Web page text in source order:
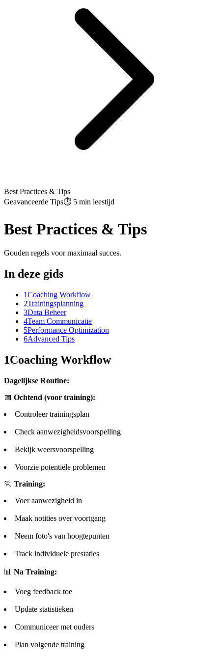
Best Practices & Tips
Geavanceerde Tips⏱️ 5 min leestijd
Best Practices & Tips
Gouden regels voor maximaal succes.
In deze gids
1Coaching Workflow
2Trainingsplanning
3Data Beheer
4Team Communicatie
5Performance Optimization
6Advanced Tips
1Coaching Workflow
Dagelijkse Routine:
📅 Ochtend (voor training):
Controleer trainingsplan
Check aanwezigheidsvoorspelling
Bekijk weersvoorspelling
Voorzie potentiële problemen
🏃 Training:
Voer aanwezigheid in
Maak notities over voortgang
Neem foto's van hoogtepunten
Track individuele prestaties
📊 Na Training:
Voeg feedback toe
Update statistieken
Communiceer met ouders
Plan volgende training